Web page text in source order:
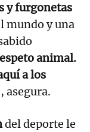
y furgonetas
mundo y una
animal.
a los
asegura.
del deporte le